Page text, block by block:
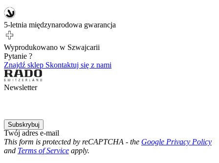
5-letnia międzynarodowa gwarancja
Wyprodukowano w Szwajcarii
Pytanie ?
Znajdź sklep Skontaktuj się z nami
Newsletter
Twój adres e-mail
Subskrybuj
This form is protected by reCAPTCHA - the Google Privacy Policy
and Terms of Service apply.